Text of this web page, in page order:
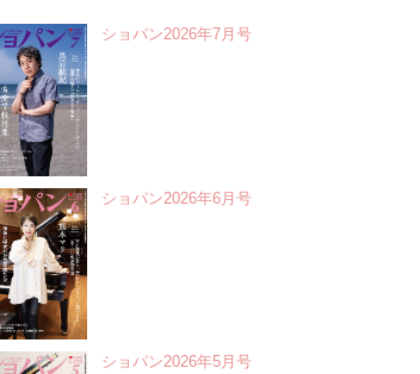
ショパン2026年7月号
ショパン2026年6月号
ショパン2026年5月号